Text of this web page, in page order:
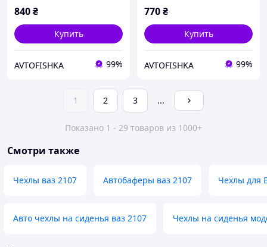
840₴
Купить
AVTOFISHKA 99%
770₴
Купить
AVTOFISHKA 99%
1 2 3 ...
Показано 1 - 29 товаров из 1000+
Смотри также
Чехлы ваз 2107 Автобаферы ваз 2107 Чехлы для
Авто чехлы на сиденья ваз 2107 Чехлы на сиденья